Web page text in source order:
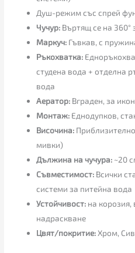
Душ-режим със спрей
Чучур: Въртящ се на 360°
Маркуч: Гъвкав, с
Ръкохватка:
студена вода + отделна
вода
Аератор: Вграден, за
Монтаж: Еднодупков,
Височина:
мивки)
Дължина на чучура: ~20
Съвместимост: Всички
системи за питейна вода
Устойчивост: на корозия,
надраскване
Цвят/покритие: Хром,